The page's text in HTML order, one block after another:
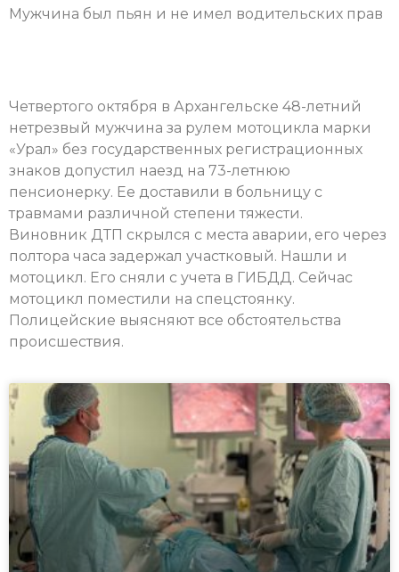
Мужчина был пьян и не имел водительских прав
Четвертого октября в Архангельске 48-летний
нетрезвый мужчина за рулем мотоцикла марки
«Урал» без государственных регистрационных
знаков допустил наезд на 73-летнюю
пенсионерку. Ее доставили в больницу с
травмами различной степени тяжести.
Виновник ДТП скрылся с места аварии, его через
полтора часа задержал участковый. Нашли и
мотоцикл. Его сняли с учета в ГИБДД. Сейчас
мотоцикл поместили на спецстоянку.
Полицейские выясняют все обстоятельства
происшествия.